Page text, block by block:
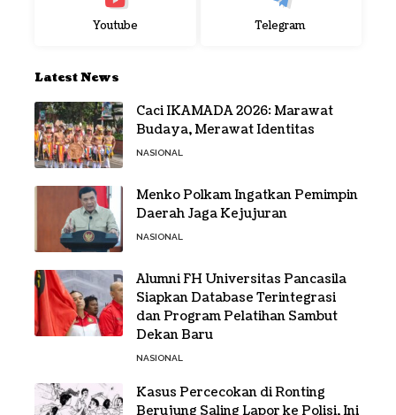
Youtube Telegram
Latest News
Caci IKAMADA 2026: Marawat
Budaya, Merawat Identitas
NASIONAL
Menko Polkam Ingatkan Pemimpin
Daerah Jaga Kejujuran
NASIONAL
Alumni FH Universitas Pancasila
Siapkan Database Terintegrasi
dan Program Pelatihan Sambut
Dekan Baru
NASIONAL
Kasus Percecokan di Ronting
Berujung Saling Lapor ke Polisi, Ini